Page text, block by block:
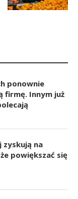
ponownie
firmę. Innym już
zyskują na
powiększać się